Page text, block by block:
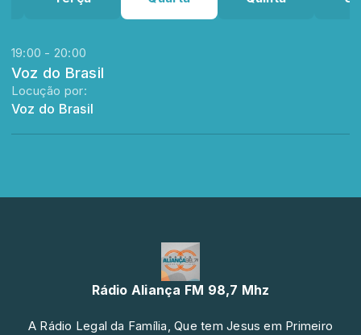
19:00 - 20:00
Voz do Brasil
Locução por:
Voz do Brasil
Rádio Aliança FM 98,7 Mhz
A Rádio Legal da Família, Que tem Jesus em Primeiro